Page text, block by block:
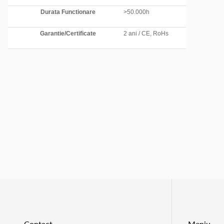
Durata Functionare >50.000h
Garantie/Certificate 2 ani / CE, RoHs